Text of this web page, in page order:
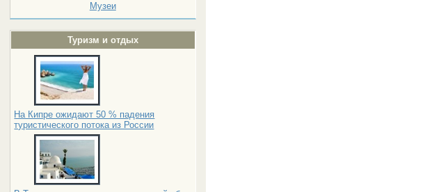
Музеи
Туризм и отдых
На Кипре ожидают 50 % падения
туристического потока из России